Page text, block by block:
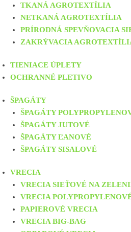
TKANÁ AGROTEXTÍLIA
NETKANÁ AGROTEXTÍLIA
PRÍRODNÁ SPEVŇOVACIA
ZAKRÝVACIA
TIENIACE ÚPLETY
OCHRANNÉ PLETIVO
ŠPAGÁTY
ŠPAGÁTY
ŠPAGÁTY JUTOVÉ
ŠPAGÁTY ĽANOVÉ
ŠPAGÁTY SISALOVÉ
VRECIA
VRECIA SIEŤOVÉ NA
VRECIA
PAPIEROVÉ VRECIA
VRECIA BIG-BAG